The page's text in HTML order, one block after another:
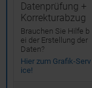
Datenprüfung +
Korrekturabzug
Brauchen Sie Hilfe b
ei der Erstellung der
Daten?
Hier zum Grafik-Serv
ice!